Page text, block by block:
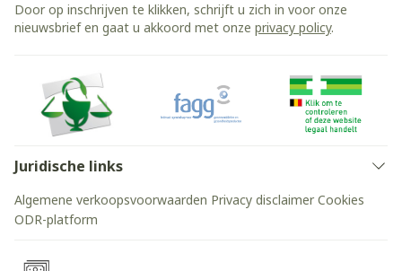
Door op inschrijven te klikken, schrijft u zich in voor onze
nieuwsbrief en gaat u akkoord met onze privacy policy.
Juridische links
Algemene verkoopsvoorwaarden Privacy disclaimer Cookies
ODR-platform